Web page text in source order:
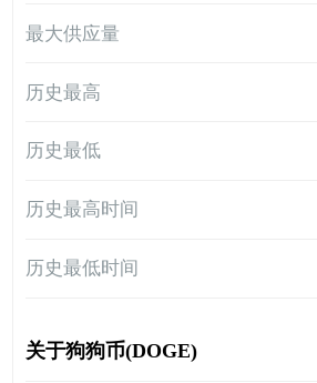
最大供应量
历史最高
历史最低
历史最高时间
历史最低时间
关于狗狗币(DOGE)